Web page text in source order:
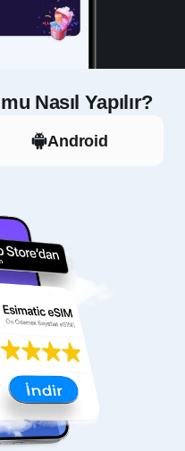
Nasıl Yapılır?
Android